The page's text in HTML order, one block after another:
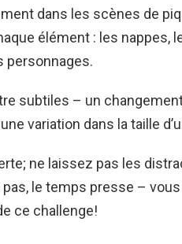
dans les scènes de
élément : les nappes,
personnages.
subtiles – un
variation dans la taille
ne laissez pas les
le temps presse –
ce challenge!